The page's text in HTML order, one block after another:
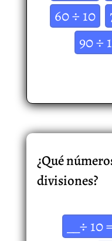
60 ÷ 10
90 ÷
¿Qué
divisiones?
__÷ 10